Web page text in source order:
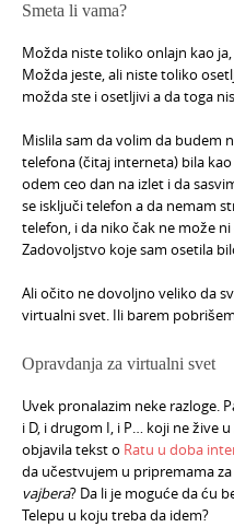
Smeta li vama?
Možda niste toliko onlajn kao
Možda jeste, ali niste toliko
možda ste i osetljivi a da toga
Mislila sam da volim da budem
telefona (čitaj interneta) bila
odem ceo dan na izlet i da
se isključi telefon a da nemam
telefon, i da niko čak ne može
Zadovoljstvo koje sam osetila
Ali očito ne dovoljno veliko da
virtualni svet. Ili barem
Opravdanja za virtualni svet
Uvek pronalazim neke razloge.
i D, i drugom I, i P… koji ne žive
objavila tekst o Ratu u doba
da učestvujem u pripremama za
vajbera? Da li je moguće da ću
Telepu u koju treba da idem?